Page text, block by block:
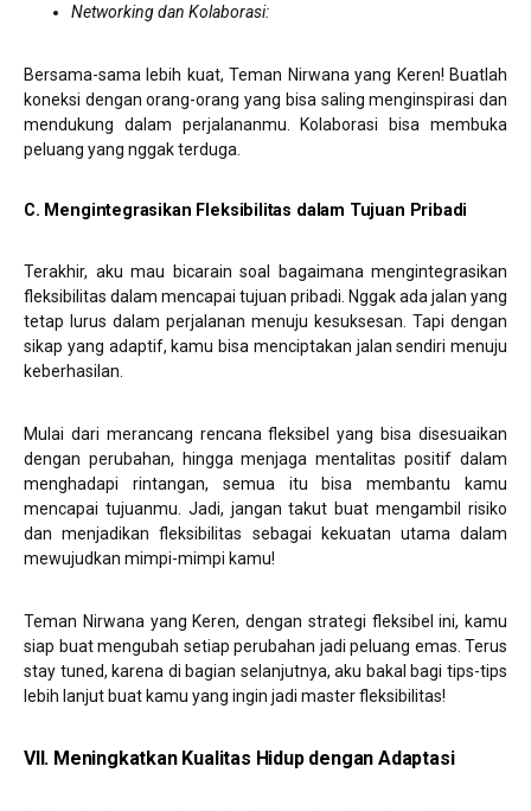
Networking dan Kolaborasi:
Bersama-sama lebih kuat, Teman Nirwana yang Keren! Buatlah
koneksi dengan orang-orang yang bisa saling menginspirasi dan
mendukung dalam perjalananmu. Kolaborasi bisa membuka
peluang yang nggak terduga.
C. Mengintegrasikan Fleksibilitas dalam Tujuan Pribadi
Terakhir, aku mau bicarain soal bagaimana mengintegrasikan
fleksibilitas dalam mencapai tujuan pribadi. Nggak ada jalan yang
tetap lurus dalam perjalanan menuju kesuksesan. Tapi dengan
sikap yang adaptif, kamu bisa menciptakan jalan sendiri menuju
keberhasilan.
Mulai dari merancang rencana fleksibel yang bisa disesuaikan
dengan perubahan, hingga menjaga mentalitas positif dalam
menghadapi rintangan, semua itu bisa membantu kamu
mencapai tujuanmu. Jadi, jangan takut buat mengambil risiko
dan menjadikan fleksibilitas sebagai kekuatan utama dalam
mewujudkan mimpi-mimpi kamu!
Teman Nirwana yang Keren, dengan strategi fleksibel ini, kamu
siap buat mengubah setiap perubahan jadi peluang emas. Terus
stay tuned, karena di bagian selanjutnya, aku bakal bagi tips-tips
lebih lanjut buat kamu yang ingin jadi master fleksibilitas!
VII. Meningkatkan Kualitas Hidup dengan Adaptasi